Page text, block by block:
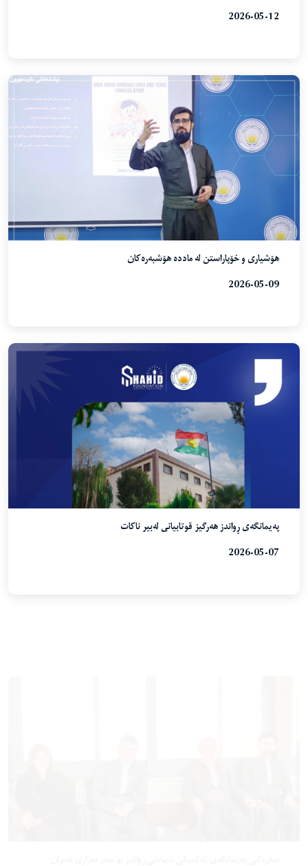
2026-05-12
هۆشیاری و خۆپاراستن لە ماددە هۆشبەرەکان
2026-05-09
پەیمانگەی ڕواندز هەرگیز قوتابیانی لەبیر ناکات
2026-05-07